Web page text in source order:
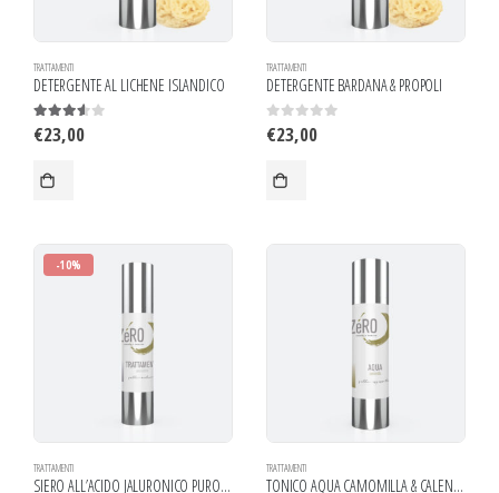
TRATTAMENTI
DETERGENTE AL LICHENE ISLANDICO
3.50 out of 5
€23,00
TRATTAMENTI
DETERGENTE BARDANA & PROPOLI
0out of 5
€23,00
-10%
TRATTAMENTI
SIERO ALL’ACIDO JALURONICO PURO AL 100%
TRATTAMENTI
TONICO AQUA CAMOMILLA & CALENDULA